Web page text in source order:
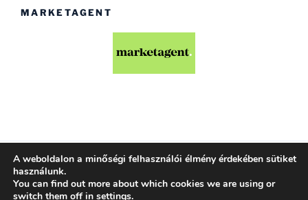
MARKETAGENT
Köszönjük WordPress!
A weboldalon a minőségi felhasználói élmény érdekében sütiket
használunk.
You can find out more about which cookies we are using or
switch them off in settings.